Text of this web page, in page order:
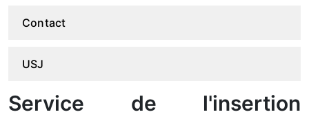
Contact
USJ
Service de l'insertion